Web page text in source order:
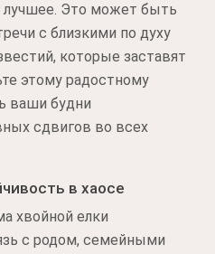
лучшее. Это может быть
с близкими по духу
которые заставят
этому радостному
ваши будни
сдвигов во всех
в хаосе
хвойной елки
с родом, семейными